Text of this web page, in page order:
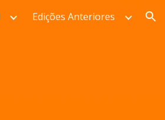
Edições Anteriores